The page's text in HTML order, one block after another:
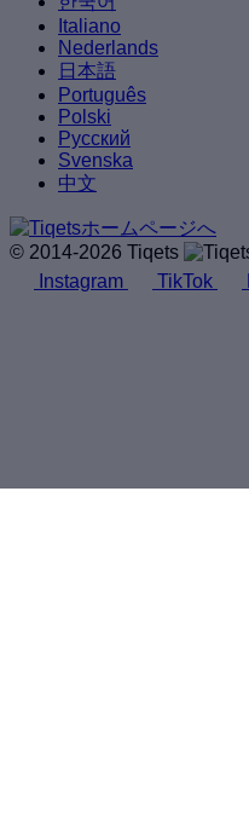
Italiano
Nederlands
日本語
Português
Polski
Русский
Svenska
中文
© 2014-2026 Tiqets
Instagram
TikTok